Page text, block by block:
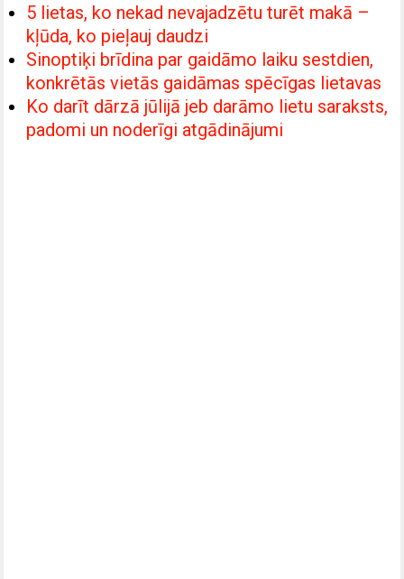
5 lietas, ko nekad nevajadzētu turēt makā –
kļūda, ko pieļauj daudzi
Sinoptiķi brīdina par gaidāmo laiku sestdien,
konkrētās vietās gaidāmas spēcīgas lietavas
Ko darīt dārzā jūlijā jeb darāmo lietu saraksts,
padomi un noderīgi atgādinājumi